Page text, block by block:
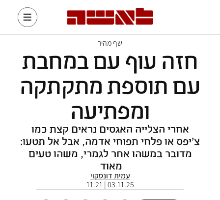
שף מהיר
חזה עוף עם במחבת
עם תוספת מתקתקה
ומפתיעה
אחרי הצלייה האגסים נראים קצת כמו
צ'יפס או פלחי תפוחי אדמה, אבל אל תטעו:
מדובר במשהו אחר לגמרי, משהו טעים
מאוד
עמית דונסקוי
03.11.25 | 11:21